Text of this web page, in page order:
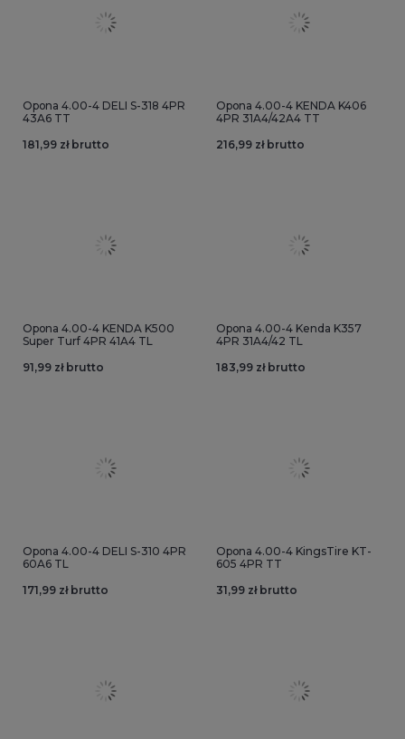
Opona 4.00-4 DELI S-318 4PR
43A6 TT
181,99 zł brutto
Opona 4.00-4 KENDA K406
4PR 31A4/42A4 TT
216,99 zł brutto
Opona 4.00-4 KENDA K500
Super Turf 4PR 41A4 TL
91,99 zł brutto
Opona 4.00-4 Kenda K357
4PR 31A4/42 TL
183,99 zł brutto
Opona 4.00-4 DELI S-310 4PR
60A6 TL
171,99 zł brutto
Opona 4.00-4 KingsTire KT-
605 4PR TT
31,99 zł brutto